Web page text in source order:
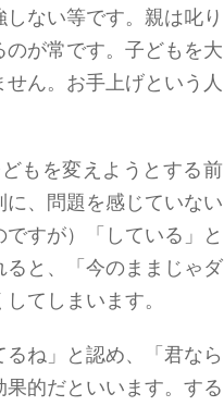
調
節
に
は
矢
印
ー
を
て
く
しない等です。親は叱 り
のが常です。 子どもを大
せん。お手上げという人
もを変えようとする前
に、 問題を感じていない
すが）
「している」と
ると、「今のままじゃダ
てしま います。
ね」と認め、「君なら
果的だといいます。する